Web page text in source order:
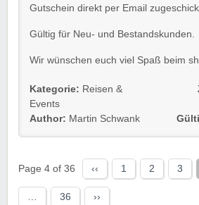
Gutschein direkt per Email
Gültig für Neu- und Bestandskunden.
Wir wünschen euch viel Spaß beim
Kategorie: Reisen &
Events
Author: Martin Schwank
Page 4 of 36 ‹‹ 1 2 3
36 ››